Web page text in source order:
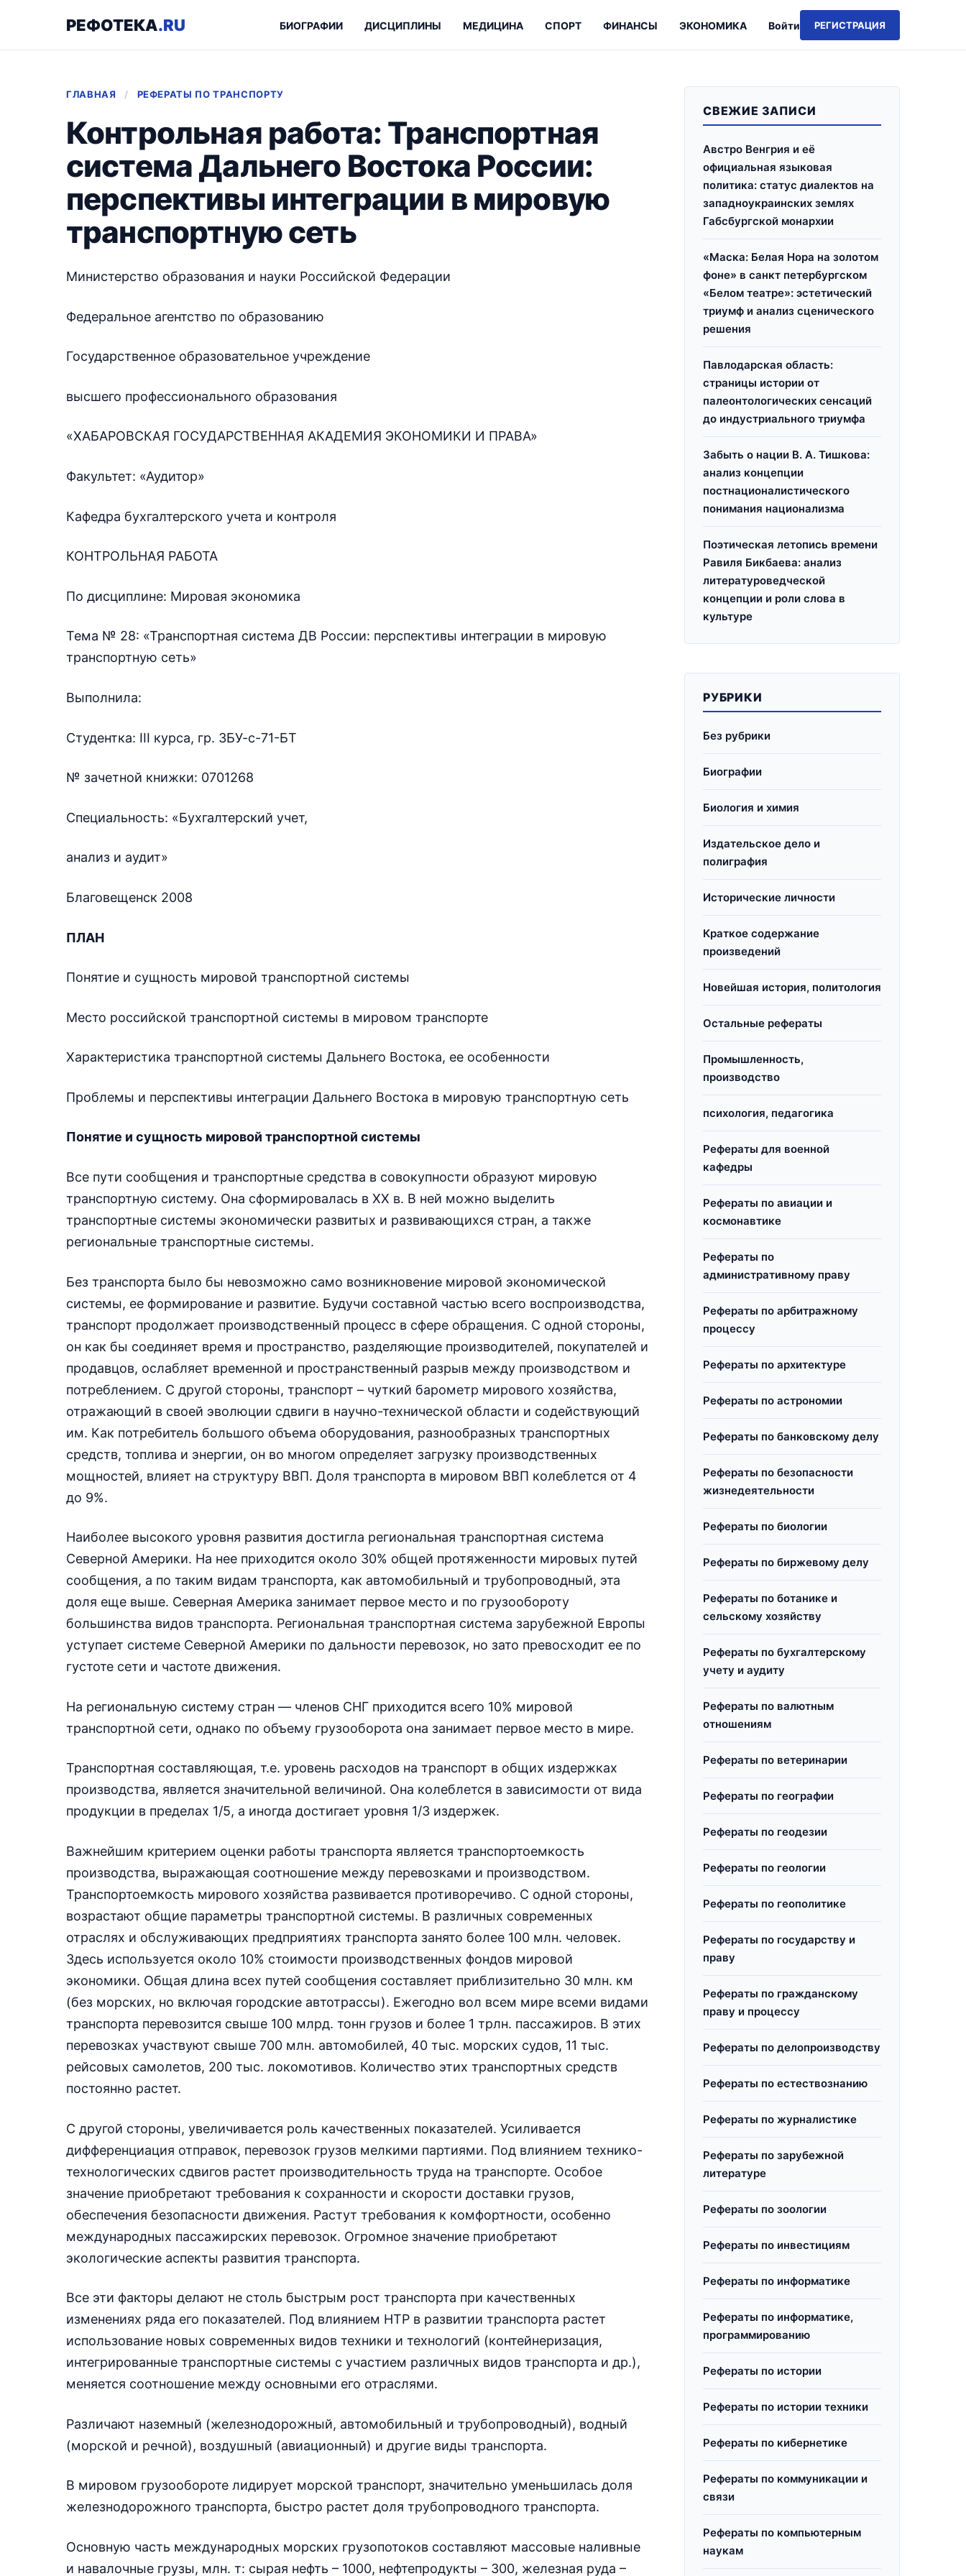
РЕФОТЕКА.RU Войти РЕГИСТРАЦИЯ
БИОГРАФИИ ДИСЦИПЛИНЫ МЕДИЦИНА СПОРТ ФИНАНСЫ ЭКОНОМИКА
ГЛАВНАЯ / РЕФЕРАТЫ ПО ТРАНСПОРТУ
Контрольная работа: Транспортная
система Дальнего Востока России:
перспективы интеграции в мировую
транспортную сеть
Министерство образования и науки Российской Федерации
Федеральное агентство по образованию
Государственное образовательное учреждение
высшего профессионального образования
«ХАБАРОВСКАЯ ГОСУДАРСТВЕННАЯ АКАДЕМИЯ ЭКОНОМИКИ И ПРАВА»
Факультет: «Аудитор»
Кафедра бухгалтерского учета и контроля
КОНТРОЛЬНАЯ РАБОТА
По дисциплине: Мировая экономика
Тема № 28: «Транспортная система ДВ России: перспективы интеграции в мировую
транспортную сеть»
Выполнила:
Студентка: ІІІ курса, гр. 3БУ-с-71-БТ
№ зачетной книжки: 0701268
Специальность: «Бухгалтерский учет,
анализ и аудит»
Благовещенск 2008
ПЛАН
Понятие и сущность мировой транспортной системы
Место российской транспортной системы в мировом транспорте
Характеристика транспортной системы Дальнего Востока, ее особенности
Проблемы и перспективы интеграции Дальнего Востока в мировую транспортную сеть
Понятие и сущность мировой транспортной системы
Все пути сообщения и транспортные средства в совокупности образуют мировую
транспортную систему. Она сформировалась в XX в. В ней можно выделить
транспортные системы экономически развитых и развивающихся стран, а также
региональные транспортные системы.
Без транспорта было бы невозможно само возникновение мировой экономической
системы, ее формирование и развитие. Будучи составной частью всего воспроизводства,
транспорт продолжает производственный процесс в сфере обращения. С одной стороны,
он как бы соединяет время и пространство, разделяющие производителей, покупателей и
продавцов, ослабляет временной и пространственный разрыв между производством и
потреблением. С другой стороны, транспорт – чуткий барометр мирового хозяйства,
отражающий в своей эволюции сдвиги в научно-технической области и содействующий
им. Как потребитель большого объема оборудования, разнообразных транспортных
средств, топлива и энергии, он во многом определяет загрузку производственных
мощностей, влияет на структуру ВВП. Доля транспорта в мировом ВВП колеблется от 4
до 9%.
Наиболее высокого уровня развития достигла региональная транспортная система
Северной Америки. На нее приходится около 30% общей протяженности мировых путей
сообщения, а по таким видам транспорта, как автомобильный и трубопроводный, эта
доля еще выше. Северная Америка занимает первое место и по грузообороту
большинства видов транспорта. Региональная транспортная система зарубежной Европы
уступает системе Северной Америки по дальности перевозок, но зато превосходит ее по
густоте сети и частоте движения.
На региональную систему стран — членов СНГ приходится всего 10% мировой
транспортной сети, однако по объему грузооборота она занимает первое место в мире.
Транспортная составляющая, т.е. уровень расходов на транспорт в общих издержках
производства, является значительной величиной. Она колеблется в зависимости от вида
продукции в пределах 1/5, а иногда достигает уровня 1/3 издержек.
Важнейшим критерием оценки работы транспорта является транспортоемкость
производства, выражающая соотношение между перевозками и производством.
Транспортоемкость мирового хозяйства развивается противоречиво. С одной стороны,
возрастают общие параметры транспортной системы. В различных современных
отраслях и обслуживающих предприятиях транспорта занято более 100 млн. человек.
Здесь используется около 10% стоимости производственных фондов мировой
экономики. Общая длина всех путей сообщения составляет приблизительно 30 млн. км
(без морских, но включая городские автотрассы). Ежегодно вол всем мире всеми видами
транспорта перевозится свыше 100 млрд. тонн грузов и более 1 трлн. пассажиров. В этих
перевозках участвуют свыше 700 млн. автомобилей, 40 тыс. морских судов, 11 тыс.
рейсовых самолетов, 200 тыс. локомотивов. Количество этих транспортных средств
постоянно растет.
С другой стороны, увеличивается роль качественных показателей. Усиливается
дифференциация отправок, перевозок грузов мелкими партиями. Под влиянием технико-
технологических сдвигов растет производительность труда на транспорте. Особое
значение приобретают требования к сохранности и скорости доставки грузов,
обеспечения безопасности движения. Растут требования к комфортности, особенно
международных пассажирских перевозок. Огромное значение приобретают
экологические аспекты развития транспорта.
Все эти факторы делают не столь быстрым рост транспорта при качественных
изменениях ряда его показателей. Под влиянием НТР в развитии транспорта растет
использование новых современных видов техники и технологий (контейнеризация,
интегрированные транспортные системы с участием различных видов транспорта и др.),
меняется соотношение между основными его отраслями.
Различают наземный (железнодорожный, автомобильный и трубопроводный), водный
(морской и речной), воздушный (авиационный) и другие виды транспорта.
В мировом грузообороте лидирует морской транспорт, значительно уменьшилась доля
железнодорожного транспорта, быстро растет доля трубопроводного транспорта.
Основную часть международных морских грузопотоков составляют массовые наливные
и навалочные грузы, млн. т: сырая нефть – 1000, нефтепродукты – 300, железная руда –
СВЕЖИЕ ЗАПИСИ
Австро Венгрия и её
официальная языковая
политика: статус диалектов на
западноукраинских землях
Габсбургской монархии
«Маска: Белая Нора на золотом
фоне» в санкт петербургском
«Белом театре»: эстетический
триумф и анализ сценического
решения
Павлодарская область:
страницы истории от
палеонтологических сенсаций
до индустриального триумфа
Забыть о нации В. А. Тишкова:
анализ концепции
постнационалистического
понимания национализма
Поэтическая летопись времени
Равиля Бикбаева: анализ
литературоведческой
концепции и роли слова в
культуре
РУБРИКИ
Без рубрики
Биографии
Биология и химия
Издательское дело и
полиграфия
Исторические личности
Краткое содержание
произведений
Новейшая история, политология
Остальные рефераты
Промышленность,
производство
психология, педагогика
Рефераты для военной
кафедры
Рефераты по авиации и
космонавтике
Рефераты по
административному праву
Рефераты по арбитражному
процессу
Рефераты по архитектуре
Рефераты по астрономии
Рефераты по банковскому делу
Рефераты по безопасности
жизнедеятельности
Рефераты по биологии
Рефераты по биржевому делу
Рефераты по ботанике и
сельскому хозяйству
Рефераты по бухгалтерскому
учету и аудиту
Рефераты по валютным
отношениям
Рефераты по ветеринарии
Рефераты по географии
Рефераты по геодезии
Рефераты по геологии
Рефераты по геополитике
Рефераты по государству и
праву
Рефераты по гражданскому
праву и процессу
Рефераты по делопроизводству
Рефераты по естествознанию
Рефераты по журналистике
Рефераты по зарубежной
литературе
Рефераты по зоологии
Рефераты по инвестициям
Рефераты по информатике
Рефераты по информатике,
программированию
Рефераты по истории
Рефераты по истории техники
Рефераты по кибернетике
Рефераты по коммуникации и
связи
Рефераты по компьютерным
наукам